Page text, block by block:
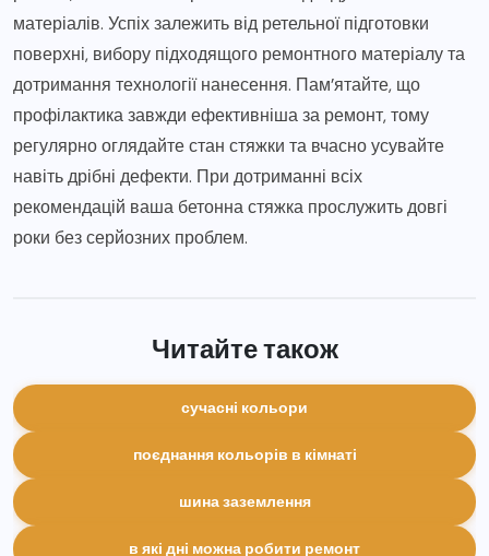
матеріалів. Успіх залежить від ретельної підготовки
поверхні, вибору підходящого ремонтного матеріалу та
дотримання технології нанесення. Пам’ятайте, що
профілактика завжди ефективніша за ремонт, тому
регулярно оглядайте стан стяжки та вчасно усувайте
навіть дрібні дефекти. При дотриманні всіх
рекомендацій ваша бетонна стяжка прослужить довгі
роки без серйозних проблем.
Читайте також
сучасні кольори
поєднання кольорів в кімнаті
шина заземлення
в які дні можна робити ремонт